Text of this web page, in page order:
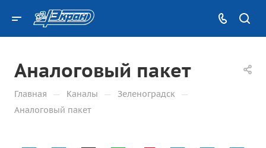
Аналоговый пакет
Главная — Каналы — Зеленоградск —
Аналоговый пакет